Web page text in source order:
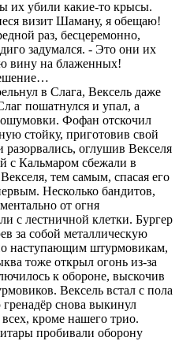
их убили какие-то крысы.
визит Шаману, я обещаю!
раз, бесцеремонно,
задумался. - Это они их
вину на блаженных!
в Слага, Вексель даже
пошатнулся и упал, а
Фофан отскочил
стойку, приготовив свой
оглушив Векселя
с Кальмаром сбежали в
тем самым, спасая его
Несколько бандитов,
от огня
с лестничной клетки. Бургер
за собой металлическую
наступающим штурмовикам,
тоже открыл огонь из-за
к обороне, выскочив
Вексель встал с пола
снова выкинул
кроме нашего трио.
пробивали оборону